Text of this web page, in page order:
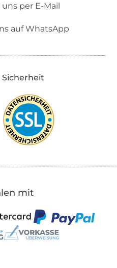
per E-Mail
auf WhatsApp
mit